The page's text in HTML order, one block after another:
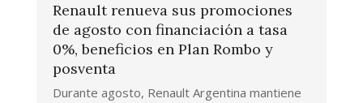
Renault renueva sus promociones
de agosto con financiación a tasa
0%, beneficios en Plan Rombo y
posventa
Durante agosto, Renault Argentina mantiene